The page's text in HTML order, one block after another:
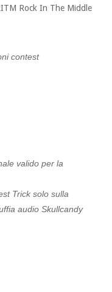
Rock In The Middle
contest
valido per la
Trick solo sulla
audio Skullcandy